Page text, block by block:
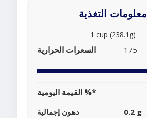
معلومات التغذية
1 cup (238.1g)
السعرات الحرارية 175
القيمة اليومية %*
دهون إجمالية 0.2 g